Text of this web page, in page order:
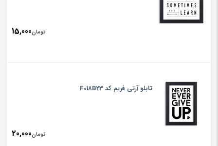
تومان15,000
تابلو آرتی فریم کد F018B23
تومان20,000